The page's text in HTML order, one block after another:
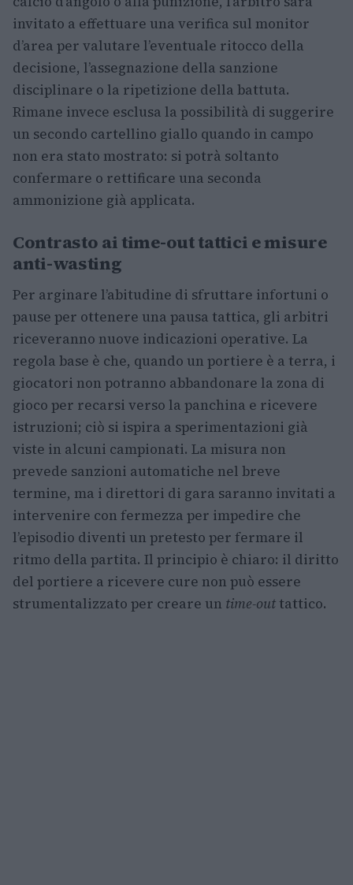
invitato a effettuare una verifica sul monitor
d’area per valutare l’eventuale ritocco della
decisione, l’assegnazione della sanzione
disciplinare o la ripetizione della battuta.
Rimane invece esclusa la possibilità di suggerire
un secondo cartellino giallo quando in campo
non era stato mostrato: si potrà soltanto
confermare o rettificare una seconda
ammonizione già applicata.
Contrasto ai time-out tattici e misure
anti-wasting
Per arginare l’abitudine di sfruttare infortuni o
pause per ottenere una pausa tattica, gli arbitri
riceveranno nuove indicazioni operative. La
regola base è che, quando un portiere è a terra, i
giocatori non potranno abbandonare la zona di
gioco per recarsi verso la panchina e ricevere
istruzioni; ciò si ispira a sperimentazioni già
viste in alcuni campionati. La misura non
prevede sanzioni automatiche nel breve
termine, ma i direttori di gara saranno invitati a
intervenire con fermezza per impedire che
l’episodio diventi un pretesto per fermare il
ritmo della partita. Il principio è chiaro: il diritto
del portiere a ricevere cure non può essere
strumentalizzato per creare un time-out tattico.